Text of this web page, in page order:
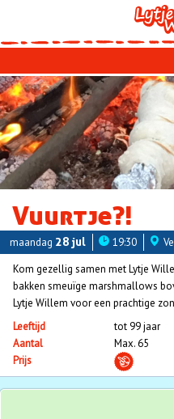
main
Vuurtje?!
maandag 28 jul 19:30
Kom gezellig samen met Lytje
bakken smeuïge marshmallows
Lytje Willem voor een prachtige
Leeftijd
tot 99 jaar
Aantal
Max. 65
Prijs